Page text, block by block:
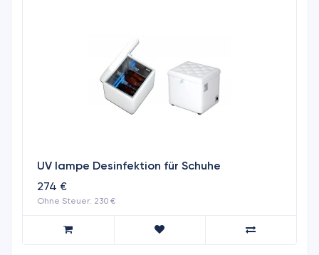
UV lampe Desinfektion für Schuhe
274 €
Ohne Steuer: 230 €